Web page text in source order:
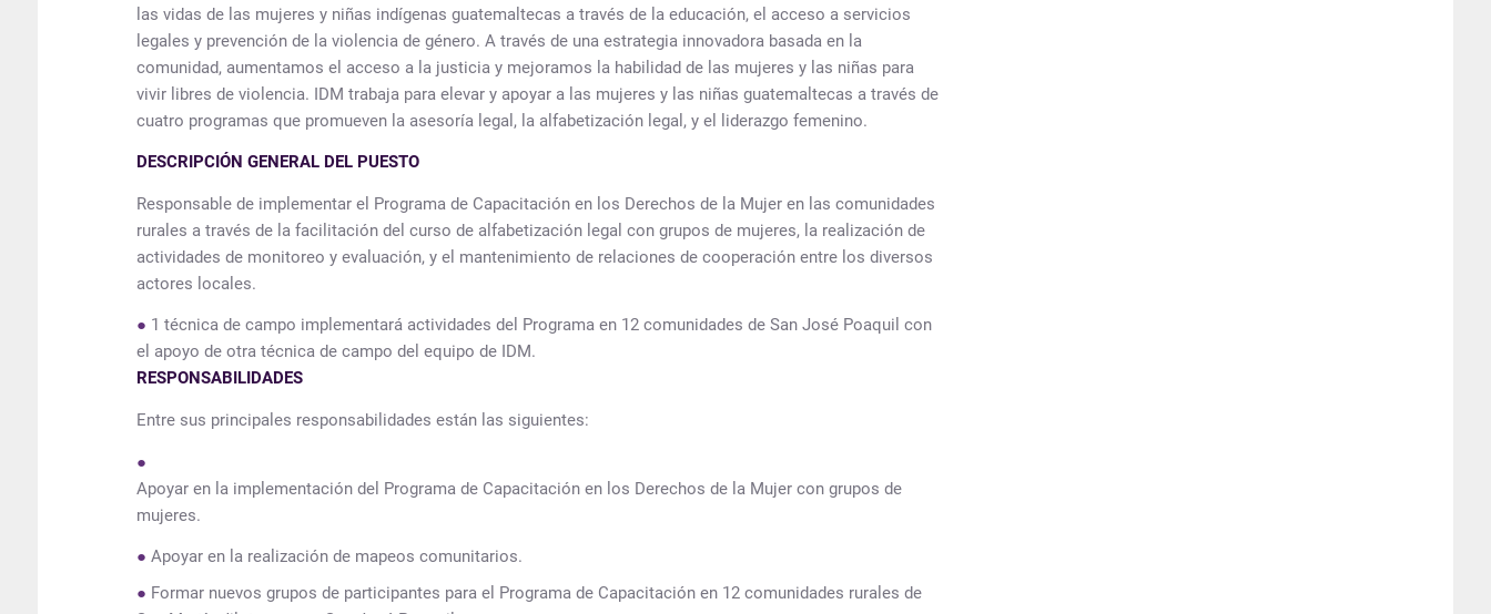
las vidas de las mujeres y niñas indígenas guatemaltecas a través de la educación, el acceso a servicios
legales y prevención de la violencia de género. A través de una estrategia innovadora basada en la
comunidad, aumentamos el acceso a la justicia y mejoramos la habilidad de las mujeres y las niñas para
vivir libres de violencia. IDM trabaja para elevar y apoyar a las mujeres y las niñas guatemaltecas a través de
cuatro programas que promueven la asesoría legal, la alfabetización legal, y el liderazgo femenino.
DESCRIPCIÓN GENERAL DEL PUESTO
Responsable de implementar el Programa de Capacitación en los Derechos de la Mujer en las comunidades
rurales a través de la facilitación del curso de alfabetización legal con grupos de mujeres, la realización de
actividades de monitoreo y evaluación, y el mantenimiento de relaciones de cooperación entre los diversos
actores locales.
1 técnica de campo implementará actividades del Programa en 12 comunidades de San José Poaquil con
el apoyo de otra técnica de campo del equipo de IDM.
RESPONSABILIDADES
Entre sus principales responsabilidades están las siguientes:
Apoyar en la implementación del Programa de Capacitación en los Derechos de la Mujer con grupos de
mujeres.
Apoyar en la realización de mapeos comunitarios.
Formar nuevos grupos de participantes para el Programa de Capacitación en 12 comunidades rurales de